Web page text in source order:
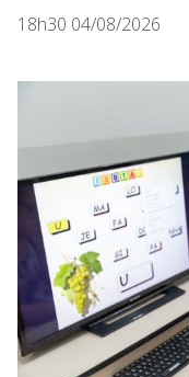
18h30 04/08/2026